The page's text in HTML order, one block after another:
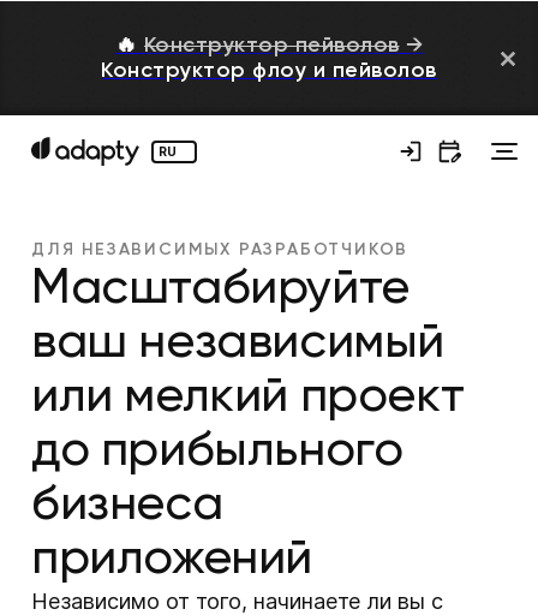
🔥 Конструктор пейволов →
Конструктор флоу и пейволов
RU
ДЛЯ НЕЗАВИСИМЫХ РАЗРАБОТЧИКОВ
Масштабируйте
ваш независимый
или мелкий проект
до прибыльного
бизнеса
приложений
Независимо от того, начинаете ли вы с